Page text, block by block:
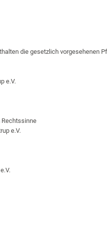
die gesetzlich vorgesehenen
e.V.
Rechtssinne
e.V.